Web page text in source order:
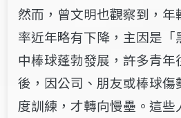
然而，曾文明也觀察到，年
率近年略有下降，主因是「
中棒球蓬勃發展，許多青年
後，因公司、朋友或棒球傷
度訓練，才轉向慢壘。這些